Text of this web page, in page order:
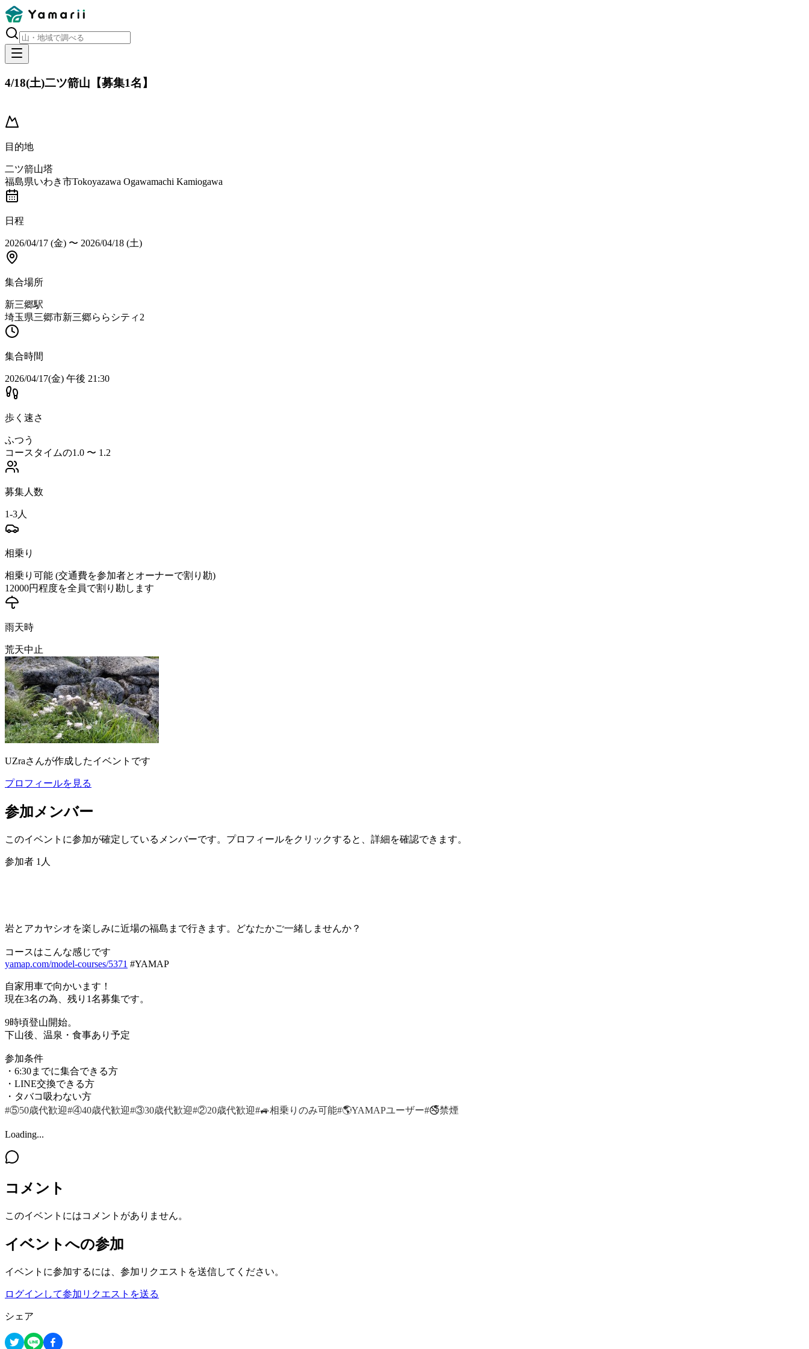
4/18(土)二ツ箭山【募集1名】
目的地
二ツ箭山塔
福島県いわき市Tokoyazawa Ogawamachi Kamiogawa
日程
2026/04/17 (金) 〜 2026/04/18 (土)
集合場所
新三郷駅
埼玉県三郷市新三郷ららシティ2
集合時間
2026/04/17(金) 午後 21:30
歩く速さ
ふつう
コースタイムの1.0 〜 1.2
募集人数
1-3人
相乗り
相乗り可能 (交通費を参加者とオーナーで割り勘)
12000円程度を全員で割り勘します
雨天時
荒天中止
UZraさんが作成したイベントです
プロフィールを見る
参加メンバー
このイベントに参加が確定しているメンバーです。プロフィールをクリックすると、詳細を確認できます。
参加者 1 人
岩とアカヤシオを楽しみに近場の福島まで行きます。どなたかご一緒しませんか？
コースはこんな感じです
yamap.com/model-courses/5371 #YAMAP
自家用車で向かいます！
現在3名の為、残り1名募集です。
9時頃登山開始。
下山後、温泉・食事あり予定
参加条件
・6:30までに集合できる方
・LINE交換できる方
・タバコ吸わない方
#⑤50歳代歓迎#④40歳代歓迎#③30歳代歓迎#②20歳代歓迎#🚙相乗りのみ可能#🌎YAMAPユーザー#🚭禁煙
Loading...
コメント
このイベントにはコメントがありません。
イベントへの参加
イベントに参加するには、参加リクエストを送信してください。
ログインして参加リクエストを送る
シェア